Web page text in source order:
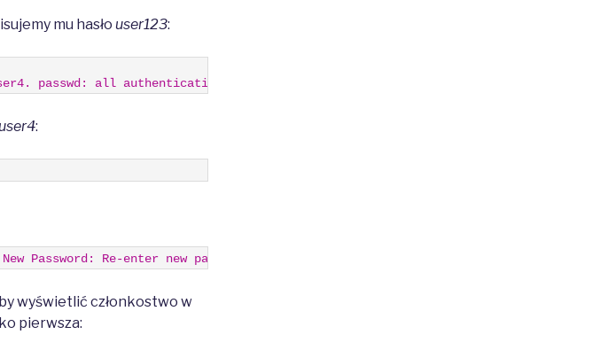
mu hasło user123:
passwd: all authentication tokens updated successfully.
:
Password: Re-enter new password:
wyświetlić członkostwo w
pierwsza: